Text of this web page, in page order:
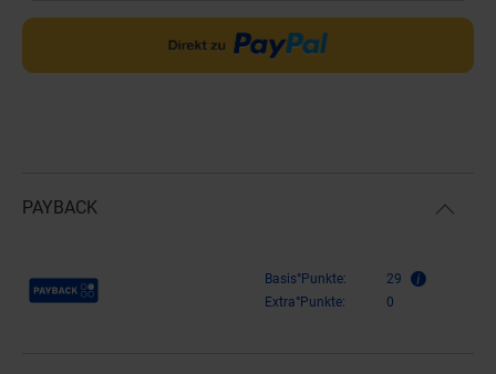
PAYBACK
Payback Punkte Basis°Punkte:
29
Extra°Punkte:
0